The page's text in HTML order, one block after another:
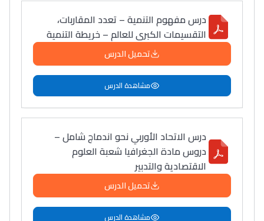
Lycée Maroc
درس مفهوم التنمية – تعدد المقاربات،
التقسيمات الكبرى للعالم – خريطة التنمية
تحميل الدرس
مشاهدة الدرس
درس الاتحاد الأوربي نحو اندماج شامل –
دروس مادة الجغرافيا شعبة العلوم
الاقتصادية والتدبير
تحميل الدرس
مشاهدة الدرس